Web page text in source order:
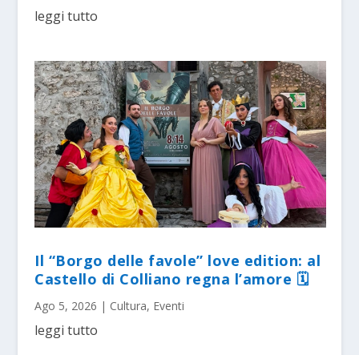
leggi tutto
Il “Borgo delle favole” love edition: al
Castello di Colliano regna l’amore 🗓
Ago 5, 2026 | Cultura, Eventi
leggi tutto